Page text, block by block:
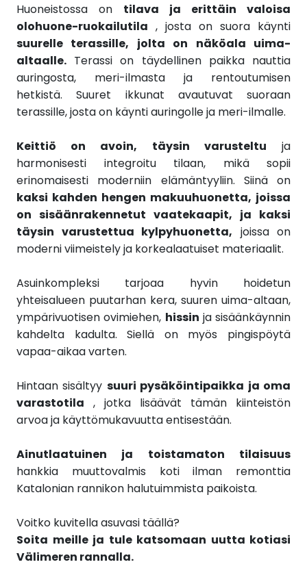
Huoneistossa on tilava ja erittäin valoisa
olohuone-ruokailutila , josta on suora käynti
suurelle terassille, jolta on näköala uima-
altaalle. Terassi on täydellinen paikka nauttia
auringosta, meri-ilmasta ja rentoutumisen
hetkistä. Suuret ikkunat avautuvat suoraan
terassille, josta on käynti auringolle ja meri-ilmalle.
Keittiö on avoin, täysin varusteltu ja
harmonisesti integroitu tilaan, mikä sopii
erinomaisesti moderniin elämäntyyliin. Siinä on
kaksi kahden hengen makuuhuonetta, joissa
on sisäänrakennetut vaatekaapit, ja kaksi
täysin varustettua kylpyhuonetta, joissa on
moderni viimeistely ja korkealaatuiset materiaalit.
Asuinkompleksi tarjoaa hyvin hoidetun
yhteisalueen puutarhan kera, suuren uima-altaan,
ympärivuotisen ovimiehen, hissin ja sisäänkäynnin
kahdelta kadulta. Siellä on myös pingispöytä
vapaa-aikaa varten.
Hintaan sisältyy suuri pysäköintipaikka ja oma
varastotila , jotka lisäävät tämän kiinteistön
arvoa ja käyttömukavuutta entisestään.
Ainutlaatuinen ja toistamaton tilaisuus
hankkia muuttovalmis koti ilman remonttia
Katalonian rannikon halutuimmista paikoista.
Voitko kuvitella asuvasi täällä?
Soita meille ja tule katsomaan uutta kotiasi
Välimeren rannalla.